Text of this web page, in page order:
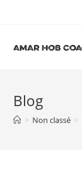
Blog
> Non classé >